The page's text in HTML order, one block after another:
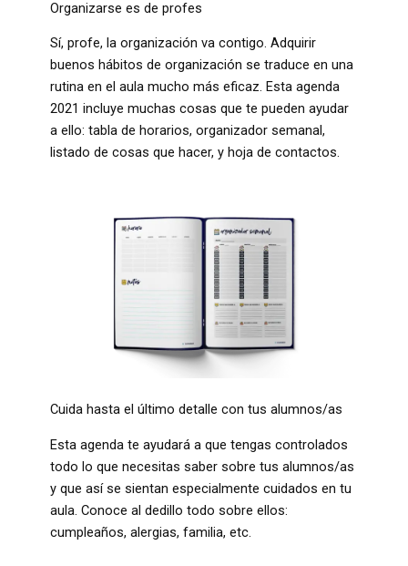
Organizarse es de profes
Sí, profe, la organización va contigo. Adquirir
buenos hábitos de organización se traduce en una
rutina en el aula mucho más eficaz. Esta agenda
2021 incluye muchas cosas que te pueden ayudar
a ello: tabla de horarios, organizador semanal,
listado de cosas que hacer, y hoja de contactos.
Cuida hasta el último detalle con tus alumnos/as
Esta agenda te ayudará a que tengas controlados
todo lo que necesitas saber sobre tus alumnos/as
y que así se sientan especialmente cuidados en tu
aula. Conoce al dedillo todo sobre ellos:
cumpleaños, alergias, familia, etc.